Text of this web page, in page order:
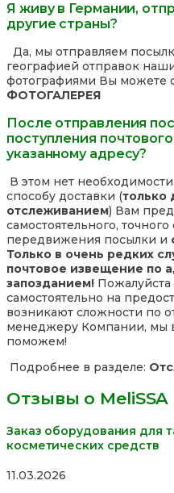
Я живу в Германии,
другие страны?
Да, мы отправляем
географией отправок
фотографиями Вы можете
ФОТОГАЛЕРЕЯ
После отправления
поступления
указанному адресу?
В этом нет
способу доставки (только
отслеживанием) Вам
самостоятельного,
передвижения посылки и
Только в очень редких
почтовое извещение по
запозданием! Пожалуйста
самостоятельно на
возникают сложности по
менеджеру Компании, мы
поможем!
Подробнее в разделе:
Отзывы о MeliSSA
Заказ оборудования для
косметических средств
Rated
11.03.2026